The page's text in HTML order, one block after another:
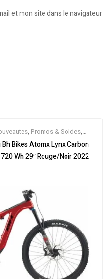
et mon site dans le navigateur
, Promos & Soldes,
,Velos Electriques,VTT
Bikes Atomx Lynx Carbon
Wh 29″ Rouge/Noir 2022